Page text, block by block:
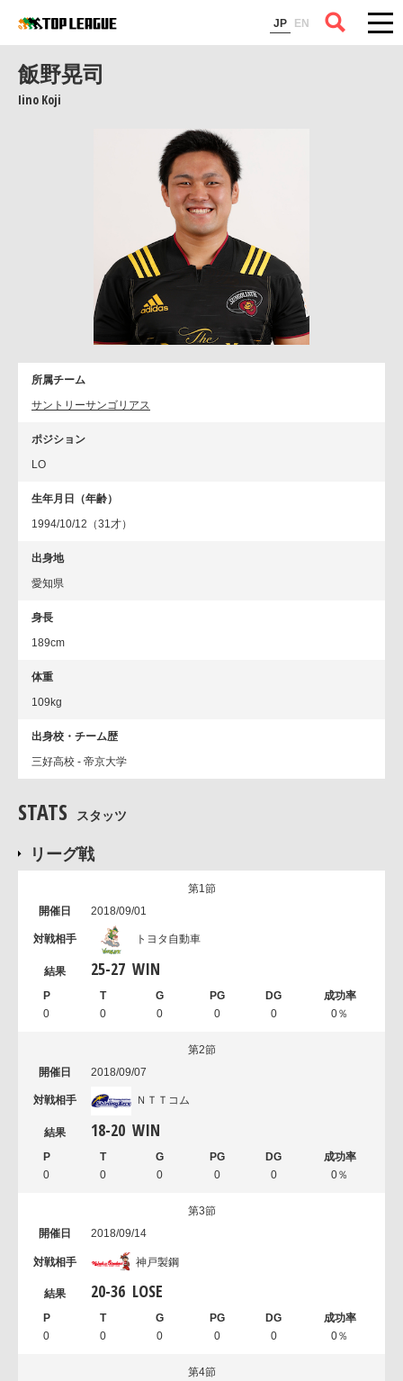
JP EN
コラム
飯野晃司
Iino Koji
所属チーム
サントリーサンゴリアス
ポジション
LO
生年月日（年齢）
1994/10/12（31才）
出身地
愛知県
身長
189cm
体重
109kg
出身校・チーム歴
三好高校 - 帝京大学
STATS スタッツ
リーグ戦
第1節
2018/09/01
トヨタ自動車
25-27 WIN
0 0 0 0 0 0％
第2節
2018/09/07
ＮＴＴコム
18-20 WIN
0 0 0 0 0 0％
第3節
2018/09/14
神戸製鋼
20-36 LOSE
0 0 0 0 0 0％
第4節